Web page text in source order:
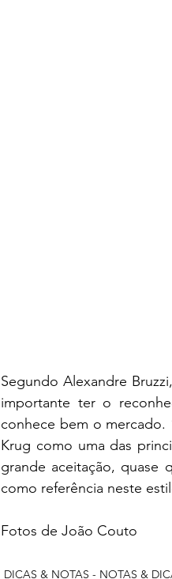
Segundo Alexandre
importante ter o
conhece bem o mercado.
Krug como uma das
grande aceitação, quase
como referência neste
Fotos de João Couto
DICAS & NOTAS - NOTAS &